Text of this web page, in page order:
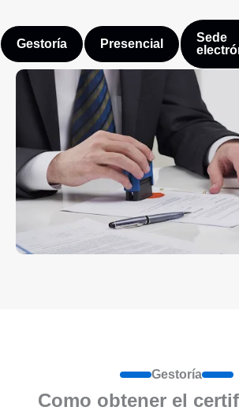
Gestoría Presencial
Sede
Gestoría
Como obtener el